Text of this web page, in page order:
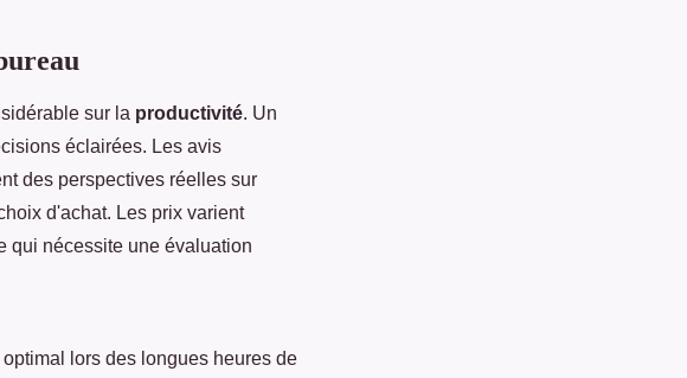
sur la productivité. Un
éclairées. Les avis
des perspectives réelles sur
d'achat. Les prix varient
qui nécessite une évaluation
lors des longues heures de